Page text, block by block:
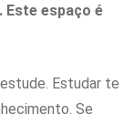
Este espaço é
Estudar te
Se